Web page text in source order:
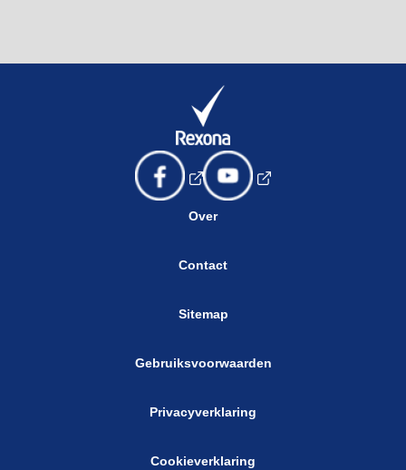
Over
Contact
Sitemap
Gebruiksvoorwaarden
Privacyverklaring
Cookieverklaring